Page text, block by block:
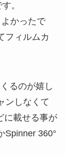
。
かったで
フィルムカ
るのが嬉し
ンしなくて
に載せる事が
Spinner 360°